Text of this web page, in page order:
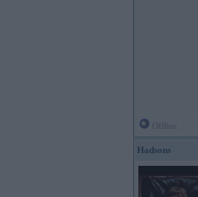
Hadsons